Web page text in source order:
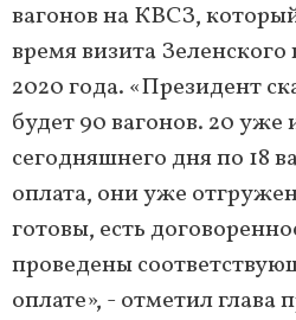
вагонов на КВСЗ,
время визита Зеленского
2020 года. «Президент
будет 90 вагонов. 20 уже
сегодняшнего дня по 18
оплата, они уже
готовы, есть
проведены
оплате», - отметил глава